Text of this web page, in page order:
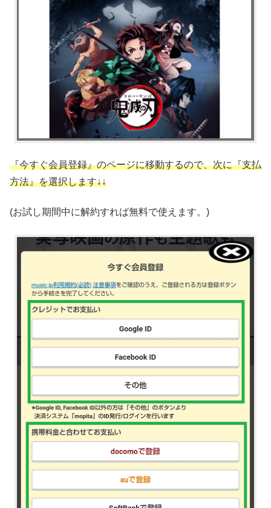
『今すぐ会員登録』のページに移動するので、次に『支払
方法』を選択します↓↓
(お試し期間中に解約すれば無料で使えます。)